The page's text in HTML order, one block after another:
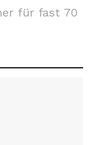
für fast 70